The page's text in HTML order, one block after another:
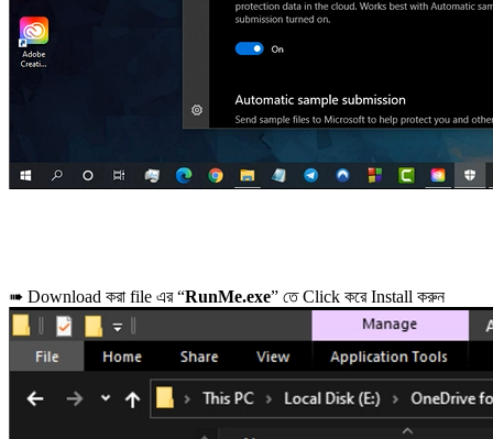
➠ Download করা file এর “RunMe.exe” তে Click করে Install করুন